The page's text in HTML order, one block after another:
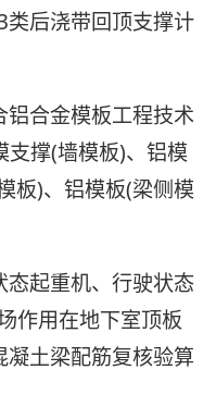
后浇带回顶支撑计
合金模板工程技术
支撑(墙模板)、铝模
板)、铝模板(梁侧模
起重机、行驶状态
作用在地下室顶板
土梁配筋复核验算